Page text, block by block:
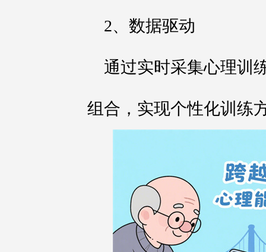
2、数据驱动
通过实时采集心理训
组合，实现个性化训练